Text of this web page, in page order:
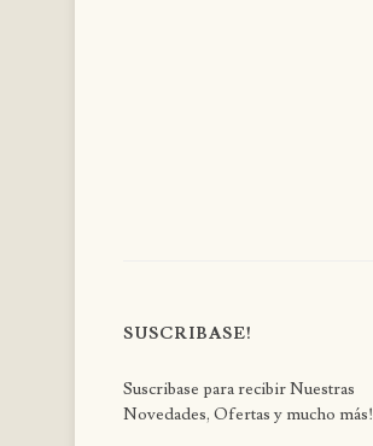
SUSCRIBASE!
Suscribase para recibir Nuestras
Novedades, Ofertas y mucho más!